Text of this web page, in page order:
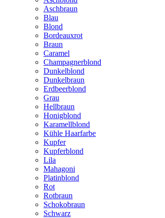
Aschbraun
Blau
Blond
Bordeauxrot
Braun
Caramel
Champagnerblond
Dunkelblond
Dunkelbraun
Erdbeerblond
Grau
Hellbraun
Honigblond
Karamellblond
Kühle Haarfarbe
Kupfer
Kupferblond
Lila
Mahagoni
Platinblond
Rot
Rotbraun
Schokobraun
Schwarz